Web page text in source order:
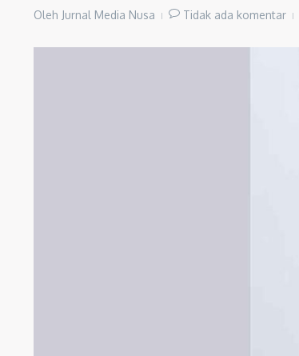
Oleh Jurnal Media Nusa Tidak ada komentar